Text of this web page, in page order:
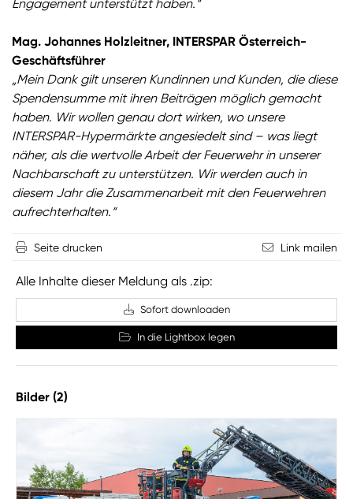
Engagement unterstützt haben.“
Mag. Johannes Holzleitner, INTERSPAR Österreich-
Geschäftsführer
„Mein Dank gilt unseren Kundinnen und Kunden, die diese
Spendensumme mit ihren Beiträgen möglich gemacht
haben. Wir wollen genau dort wirken, wo unsere
INTERSPAR-Hypermärkte angesiedelt sind – was liegt
näher, als die wertvolle Arbeit der Feuerwehr in unserer
Nachbarschaft zu unterstützen. Wir werden auch in
diesem Jahr die Zusammenarbeit mit den Feuerwehren
aufrechterhalten.“
Seite drucken Link mailen
Alle Inhalte dieser Meldung als .zip:
Sofort downloaden
In die Lightbox legen
Bilder (2)